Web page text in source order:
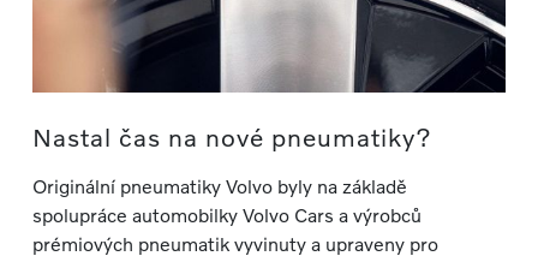
Nastal čas na nové pneumatiky?
Originální pneumatiky Volvo byly na základě
spolupráce automobilky Volvo Cars a výrobců
prémiových pneumatik vyvinuty a upraveny pro